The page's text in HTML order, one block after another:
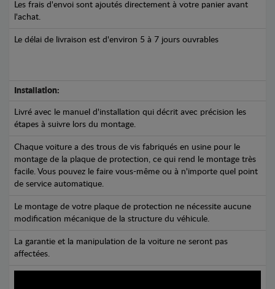
Les frais d'envoi sont ajoutés directement à votre panier avant
l'achat.
Le délai de livraison est d'environ 5 à 7 jours ouvrables
Installation:
Livré avec le manuel d'installation qui décrit avec précision les
étapes à suivre lors du montage.
Chaque voiture a des trous de vis fabriqués en usine pour le
montage de la plaque de protection, ce qui rend le montage très
facile. Vous pouvez le faire vous-même ou à n'importe quel point
de service automatique.
Le montage de votre plaque de protection ne nécessite aucune
modification mécanique de la structure du véhicule.
La garantie et la manipulation de la voiture ne seront pas
affectées.